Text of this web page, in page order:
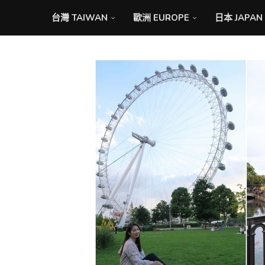
台灣 TAIWAN 歐洲 EUROPE 日本 JAPAN